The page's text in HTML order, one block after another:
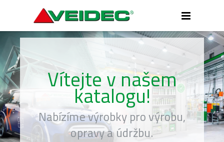
menu
Vítejte v našem
katalogu!
Nabízíme výrobky pro výrobu,
opravy a údržbu.